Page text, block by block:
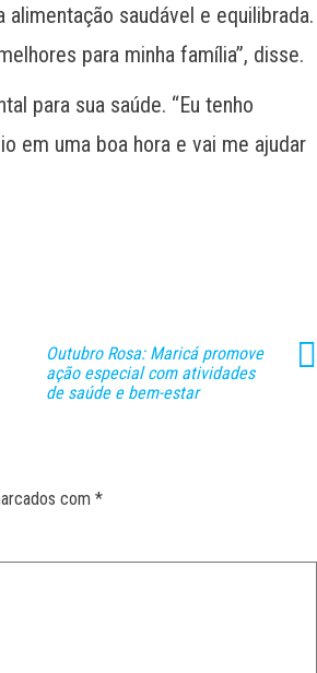
saudável e equilibrada.
para minha família”, disse.
para sua saúde. “Eu tenho
em uma boa hora e vai me ajudar
Outubro Rosa: Maricá promove
ação especial com atividades
de saúde e bem-estar
com *